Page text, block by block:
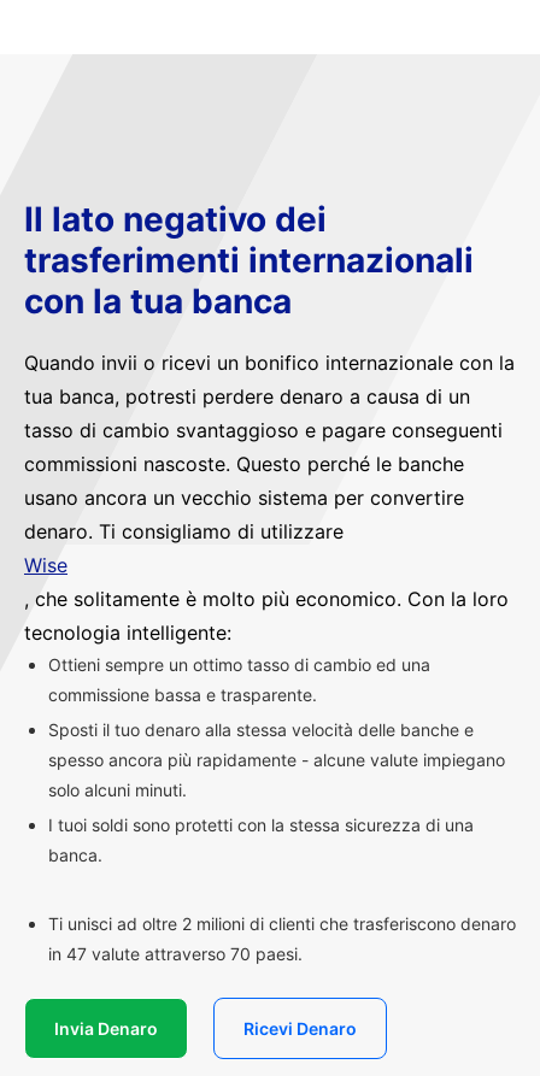
Il lato negativo dei
trasferimenti internazionali
con la tua banca
Quando invii o ricevi un bonifico internazionale con la
tua banca, potresti perdere denaro a causa di un
tasso di cambio svantaggioso e pagare conseguenti
commissioni nascoste. Questo perché le banche
usano ancora un vecchio sistema per convertire
denaro. Ti consigliamo di utilizzare
Wise
, che solitamente è molto più economico. Con la loro
tecnologia intelligente:
Ottieni sempre un ottimo tasso di cambio ed una
commissione bassa e trasparente.
Sposti il tuo denaro alla stessa velocità delle banche e
spesso ancora più rapidamente - alcune valute impiegano
solo alcuni minuti.
I tuoi soldi sono protetti con la stessa sicurezza di una
banca.
Ti unisci ad oltre 2 milioni di clienti che trasferiscono denaro
in 47 valute attraverso 70 paesi.
Invia Denaro Ricevi Denaro